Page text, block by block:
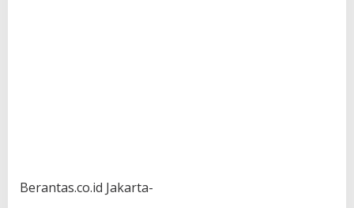
Berantas.co.id Jakarta-